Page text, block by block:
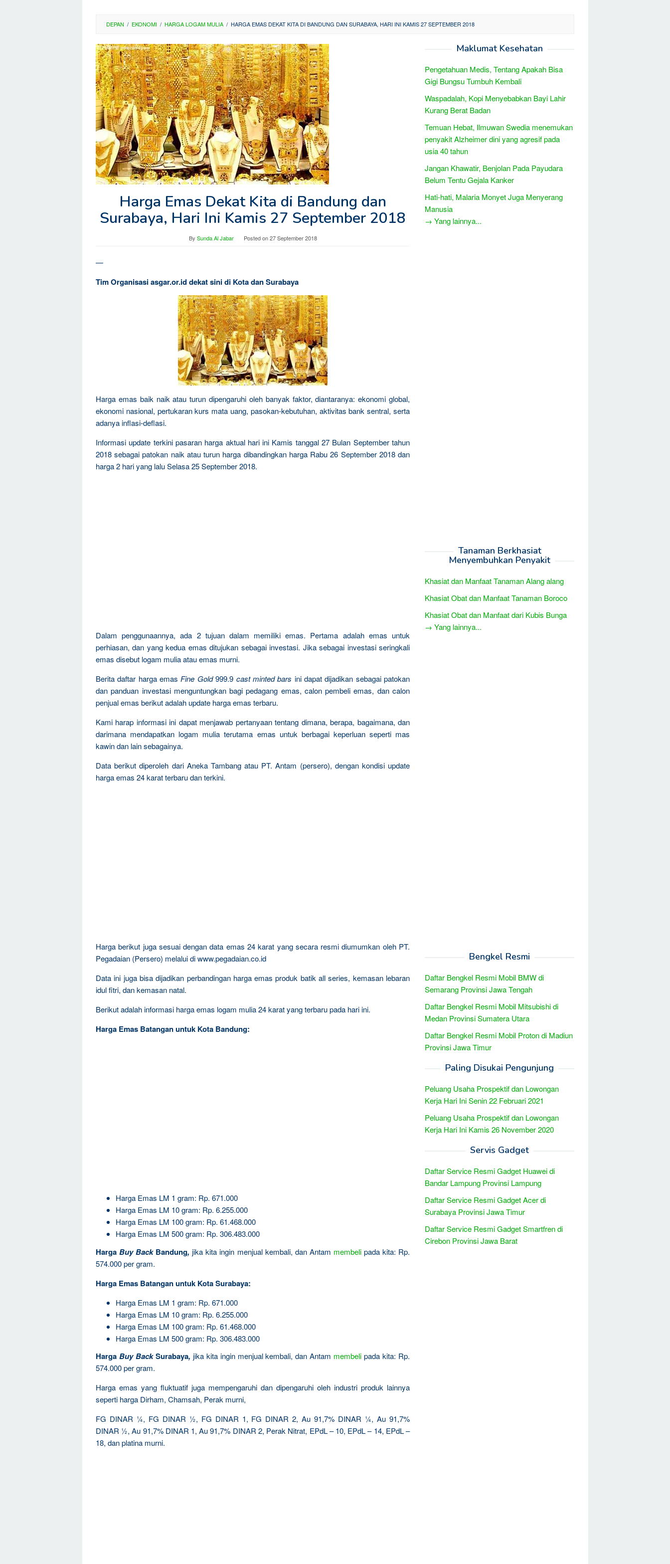
DEPAN / EKONOMI / HARGA LOGAM MULIA / HARGA EMAS DEKAT KITA DI BANDUNG DAN SURABAYA, HARI INI KAMIS 27 SEPTEMBER 2018
Harga Emas Dekat Kita di Bandung dan
Surabaya, Hari Ini Kamis 27 September 2018
By Sunda Al Jabar Posted on27 September 2018
—
Tim Organisasi asgar.or.id dekat sini di Kota dan Surabaya
Harga emas baik naik atau turun dipengaruhi oleh banyak faktor, diantaranya: ekonomi global,
ekonomi nasional, pertukaran kurs mata uang, pasokan-kebutuhan, aktivitas bank sentral, serta
adanya inflasi-deflasi.
Informasi update terkini pasaran harga aktual hari ini Kamis tanggal 27 Bulan September tahun
2018 sebagai patokan naik atau turun harga dibandingkan harga Rabu 26 September 2018 dan
harga 2 hari yang lalu Selasa 25 September 2018.
Dalam penggunaannya, ada 2 tujuan dalam memiliki emas. Pertama adalah emas untuk
perhiasan, dan yang kedua emas ditujukan sebagai investasi. Jika sebagai investasi seringkali
emas disebut logam mulia atau emas murni.
Berita daftar harga emas Fine Gold999.9 cast minted bars ini dapat dijadikan sebagai patokan
dan panduan investasi menguntungkan bagi pedagang emas, calon pembeli emas, dan calon
penjual emas berikut adalah update harga emas terbaru.
Kami harap informasi ini dapat menjawab pertanyaan tentang dimana, berapa, bagaimana, dan
darimana mendapatkan logam mulia terutama emas untuk berbagai keperluan seperti mas
kawin dan lain sebagainya.
Data berikut diperoleh dari Aneka Tambang atau PT. Antam (persero), dengan kondisi update
harga emas 24 karat terbaru dan terkini.
Harga berikut juga sesuai dengan data emas 24 karat yang secara resmi diumumkan oleh PT.
Pegadaian (Persero) melalui di www.pegadaian.co.id
Data ini juga bisa dijadikan perbandingan harga emas produk batik all series, kemasan lebaran
idul fitri, dan kemasan natal.
Berikut adalah informasi harga emas logam mulia 24 karat yang terbaru pada hari ini.
Harga Emas Batangan untuk Kota Bandung:
Harga Emas LM 1 gram: Rp. 671.000
Harga Emas LM 10 gram: Rp. 6.255.000
Harga Emas LM 100 gram: Rp. 61.468.000
Harga Emas LM 500 gram: Rp. 306.483.000
HargaBuy Back Bandung,jika kita ingin menjual kembali, dan Antam membelipada kita: Rp.
574.000 per gram.
Harga Emas Batangan untuk Kota Surabaya:
Harga Emas LM 1 gram: Rp. 671.000
Harga Emas LM 10 gram: Rp. 6.255.000
Harga Emas LM 100 gram: Rp. 61.468.000
Harga Emas LM 500 gram: Rp. 306.483.000
Harga Buy BackSurabaya, jika kita ingin menjual kembali, dan Antam membeli pada kita: Rp.
574.000 per gram.
Harga emas yang fluktuatif juga mempengaruhi dan dipengaruhi oleh industri produk lainnya
seperti harga Dirham, Chamsah, Perak murni,
FG DINAR ¼, FG DINAR ½, FG DINAR 1, FG DINAR 2, Au 91,7% DINAR ¼, Au 91,7%
DINAR ½, Au 91,7% DINAR 1, Au 91,7% DINAR 2, Perak Nitrat, EPdL – 10, EPdL – 14, EPdL –
18, dan platina murni.
Maklumat Kesehatan
Pengetahuan Medis, Tentang Apakah Bisa
Gigi Bungsu Tumbuh Kembali
Waspadalah, Kopi Menyebabkan Bayi Lahir
Kurang Berat Badan
Temuan Hebat, Ilmuwan Swedia menemukan
penyakit Alzheimer dini yang agresif pada
usia 40 tahun
Jangan Khawatir, Benjolan Pada Payudara
Belum Tentu Gejala Kanker
Hati-hati, Malaria Monyet Juga Menyerang
Manusia
→ Yang lainnya...
Tanaman Berkhasiat
Menyembuhkan Penyakit
Khasiat dan Manfaat Tanaman Alang alang
Khasiat Obat dan Manfaat Tanaman Boroco
Khasiat Obat dan Manfaat dari Kubis Bunga
→ Yang lainnya...
Bengkel Resmi
Daftar Bengkel Resmi Mobil BMW di
Semarang Provinsi Jawa Tengah
Daftar Bengkel Resmi Mobil Mitsubishi di
Medan Provinsi Sumatera Utara
Daftar Bengkel Resmi Mobil Proton di Madiun
Provinsi Jawa Timur
Paling Disukai Pengunjung
Peluang Usaha Prospektif dan Lowongan
Kerja Hari Ini Senin 22 Februari 2021
Peluang Usaha Prospektif dan Lowongan
Kerja Hari Ini Kamis 26 November 2020
Servis Gadget
Daftar Service Resmi Gadget Huawei di
Bandar Lampung Provinsi Lampung
Daftar Service Resmi Gadget Acer di
Surabaya Provinsi Jawa Timur
Daftar Service Resmi Gadget Smartfren di
Cirebon Provinsi Jawa Barat